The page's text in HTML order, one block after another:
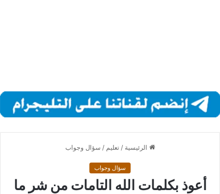
الرئيسية / تعليم / سؤال وجواب
سؤال وجواب
أعوذ بكلمات الله التامات من شر ما